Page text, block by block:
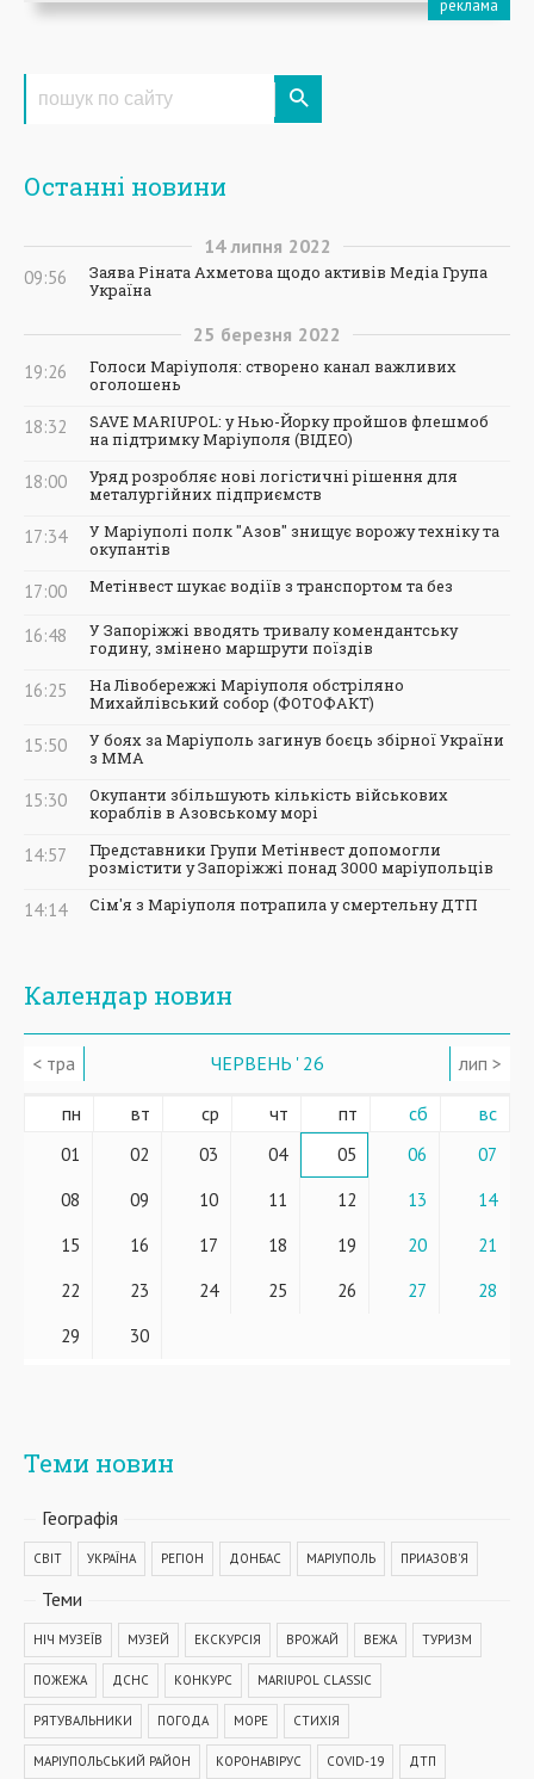
Останні новини
14 липня 2022
09:56
Заява Ріната Ахметова щодо активів Медіа Група
Україна
25 березня 2022
19:26
Голоси Маріуполя: створено канал важливих
оголошень
18:32
SAVE MARIUPOL: у Нью-Йорку пройшов флешмоб
на підтримку Маріуполя (ВІДЕО)
18:00
Уряд розробляє нові логістичні рішення для
металургійних підприємств
17:34
У Маріуполі полк "Азов" знищує ворожу техніку та
окупантів
17:00 Метінвест шукає водіїв з транспортом та без
16:48
У Запоріжжі вводять тривалу комендантську
годину, змінено маршрути поїздів
16:25
На Лівобережжі Маріуполя обстріляно
Михайлівський собор (ФОТОФАКТ)
15:50
У боях за Маріуполь загинув боєць збірної України
з ММА
15:30
Окупанти збільшують кількість військових
кораблів в Азовському морі
14:57
Представники Групи Метінвест допомогли
розмістити у Запоріжжі понад 3000 маріупольців
14:14 Сім'я з Маріуполя потрапила у смертельну ДТП
Календар новин
< тра ЧЕРВЕНЬ ' 26 лип >
пн вт ср чт пт сб вс
01 02 03 04 05 06
07
08
09 10 11 12 13
14
15
16 17 18 19 20
21
22
23 24 25 26 27
28
29
30
Теми новин
Географiя
СВІТ УКРАЇНА РЕГІОН ДОНБАС МАРІУПОЛЬ ПРИАЗОВ'Я
Теми
НІЧ МУЗЕЇВ МУЗЕЙ ЕКСКУРСІЯ ВРОЖАЙ ВЕЖА ТУРИЗМ
ПОЖЕЖА ДСНС КОНКУРС MARIUPOL CLASSIC
РЯТУВАЛЬНИКИ ПОГОДА МОРЕ СТИХІЯ
МАРІУПОЛЬСЬКИЙ РАЙОН КОРОНАВІРУС COVID-19 ДТП